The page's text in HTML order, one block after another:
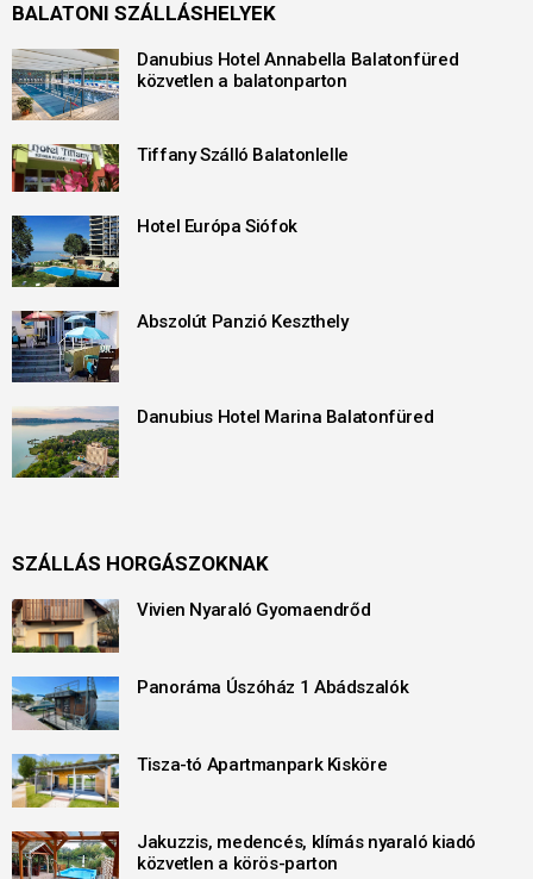
BALATONI SZÁLLÁSHELYEK
Danubius Hotel Annabella Balatonfüred
közvetlen a balatonparton
Tiffany Szálló Balatonlelle
Hotel Európa Siófok
Abszolút Panzió Keszthely
Danubius Hotel Marina Balatonfüred
SZÁLLÁS HORGÁSZOKNAK
Vivien Nyaraló Gyomaendrőd
Panoráma Úszóház 1 Abádszalók
Tisza-tó Apartmanpark Kisköre
Jakuzzis, medencés, klímás nyaraló kiadó
közvetlen a körös-parton